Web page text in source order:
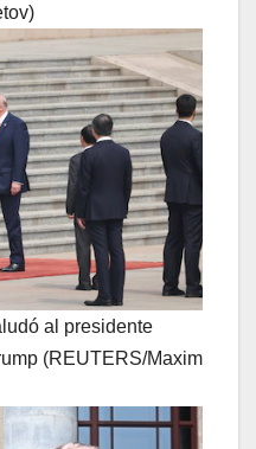
al presidente
(REUTERS/Maxim